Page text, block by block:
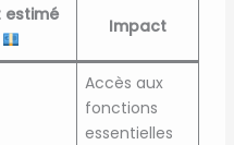
estimé
Impact
Accès aux
fonctions
essentielles